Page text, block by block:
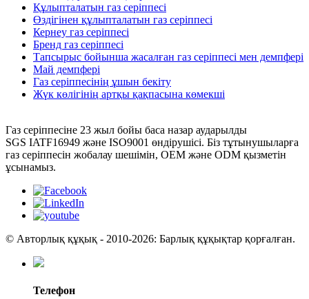
Құлыпталатын газ серіппесі
Өздігінен құлыпталатын газ серіппесі
Кернеу газ серіппесі
Бренд газ серіппесі
Тапсырыс бойынша жасалған газ серіппесі мен демпфері
Май демпфері
Газ серіппесінің ұшын бекіту
Жүк көлігінің артқы қақпасына көмекші
Газ серіппесіне 23 жыл бойы баса назар аударылды
SGS IATF16949 және ISO9001 өндірушісі. Біз тұтынушыларға
газ серіппесін жобалау шешімін, OEM және ODM қызметін
ұсынамыз.
© Авторлық құқық - 2010-2026: Барлық құқықтар қорғалған.
Телефон